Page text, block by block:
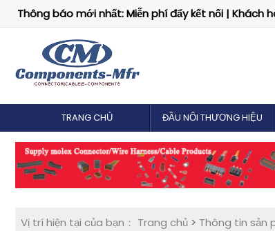
Thông báo mới nhất: Miễn phí đẩy kết nối | Khách
TRANG CHỦ ĐẦU NỐI THƯƠNG HIỆU
Vị trí hiện tại của bạn： Trang chủ > Thông tin sản